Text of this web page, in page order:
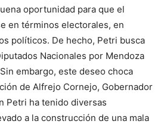
oportunidad para que el
en términos electorales, en
políticos. De hecho, Petri busca
Nacionales por Mendoza
embargo, este deseo choca
de Alfrejo Cornejo, Gobernador
Petri ha tenido diversas
a la construcción de una mala